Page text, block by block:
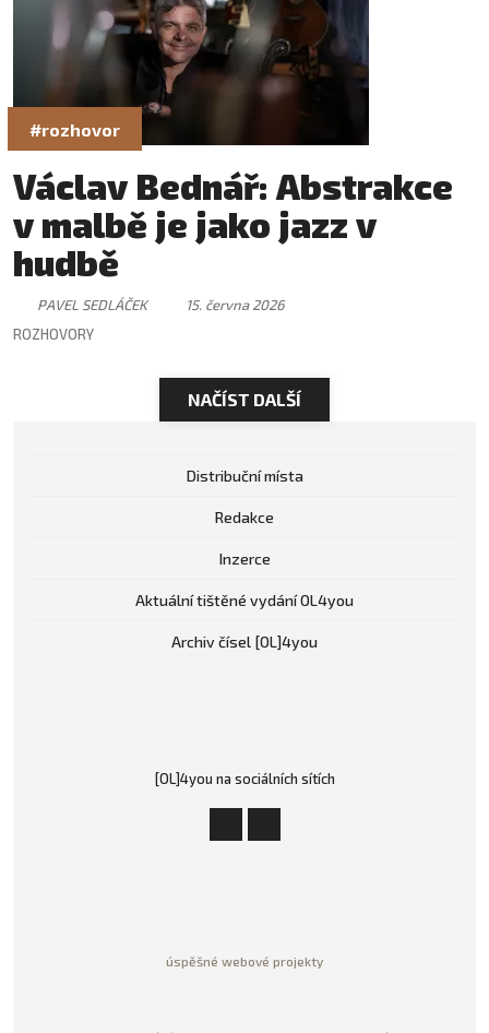
#rozhovor
Václav Bednář: Abstrakce
v malbě je jako jazz v
hudbě
PAVEL SEDLÁČEK
15. června 2026
ROZHOVORY
NAČÍST DALŠÍ
Distribuční místa
Redakce
Inzerce
Aktuální tištěné vydání OL4you
Archiv čísel [OL]4you
[OL]4you na sociálních sítích
úspěšné webové projekty